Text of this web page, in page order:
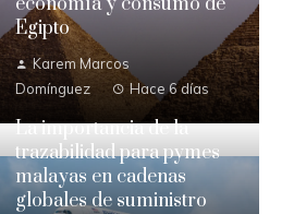
economía y consumo de
Egipto
Karem Marcos
Domínguez
Hace 6 días
La importancia de la
trazabilidad para pymes
malayas en cadenas
globales de suministro